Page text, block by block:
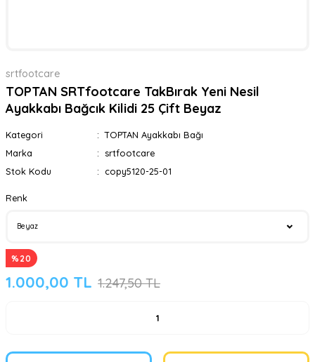
srtfootcare
TOPTAN SRTfootcare TakBırak Yeni Nesil
Ayakkabı Bağcık Kilidi 25 Çift Beyaz
Kategori
TOPTAN Ayakkabı Bağı
Marka
srtfootcare
Stok Kodu
copy5120-25-01
Renk
%20
1.000,00 TL 1.247,50 TL